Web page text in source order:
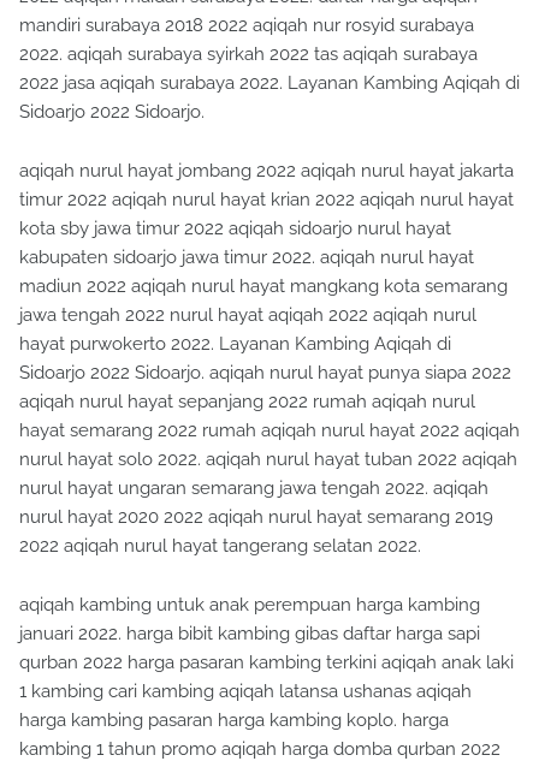
mandiri surabaya 2018 2022 aqiqah nur rosyid surabaya
2022. aqiqah surabaya syirkah 2022 tas aqiqah surabaya
2022 jasa aqiqah surabaya 2022. Layanan Kambing Aqiqah di
Sidoarjo 2022 Sidoarjo.
aqiqah nurul hayat jombang 2022 aqiqah nurul hayat jakarta
timur 2022 aqiqah nurul hayat krian 2022 aqiqah nurul hayat
kota sby jawa timur 2022 aqiqah sidoarjo nurul hayat
kabupaten sidoarjo jawa timur 2022. aqiqah nurul hayat
madiun 2022 aqiqah nurul hayat mangkang kota semarang
jawa tengah 2022 nurul hayat aqiqah 2022 aqiqah nurul
hayat purwokerto 2022. Layanan Kambing Aqiqah di
Sidoarjo 2022 Sidoarjo. aqiqah nurul hayat punya siapa 2022
aqiqah nurul hayat sepanjang 2022 rumah aqiqah nurul
hayat semarang 2022 rumah aqiqah nurul hayat 2022 aqiqah
nurul hayat solo 2022. aqiqah nurul hayat tuban 2022 aqiqah
nurul hayat ungaran semarang jawa tengah 2022. aqiqah
nurul hayat 2020 2022 aqiqah nurul hayat semarang 2019
2022 aqiqah nurul hayat tangerang selatan 2022.
aqiqah kambing untuk anak perempuan harga kambing
januari 2022. harga bibit kambing gibas daftar harga sapi
qurban 2022 harga pasaran kambing terkini aqiqah anak laki
1 kambing cari kambing aqiqah latansa ushanas aqiqah
harga kambing pasaran harga kambing koplo. harga
kambing 1 tahun promo aqiqah harga domba qurban 2022